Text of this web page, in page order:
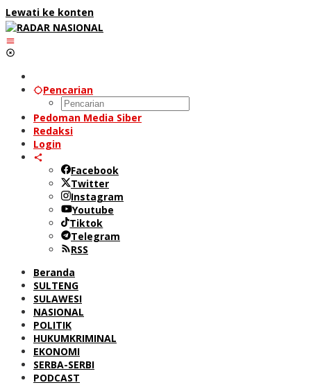
Lewati ke konten
Pencarian
Pedoman Media Siber
Redaksi
Login
Facebook
Twitter
Instagram
Youtube
Tiktok
Telegram
RSS
Beranda
SULTENG
SULAWESI
NASIONAL
POLITIK
HUKUMKRIMINAL
EKONOMI
SERBA-SERBI
PODCAST